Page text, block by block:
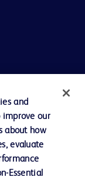
and
improve our
about how
evaluate
Essential